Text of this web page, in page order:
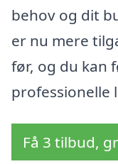
behov og dit
er nu mere
før, og du kan
professionelle
Få 3 tilbud,